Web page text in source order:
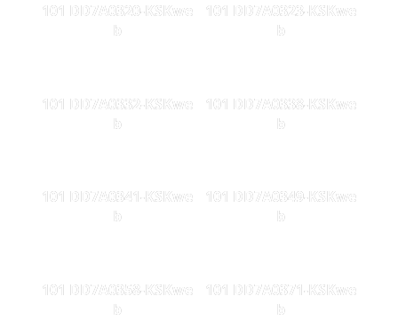
101 DD7A0320-KSKwe
b
101 DD7A0323-KSKwe
b
101 DD7A0332-KSKwe
b
101 DD7A0338-KSKwe
b
101 DD7A0341-KSKwe
b
101 DD7A0349-KSKwe
b
101 DD7A0358-KSKwe
b
101 DD7A0371-KSKwe
b